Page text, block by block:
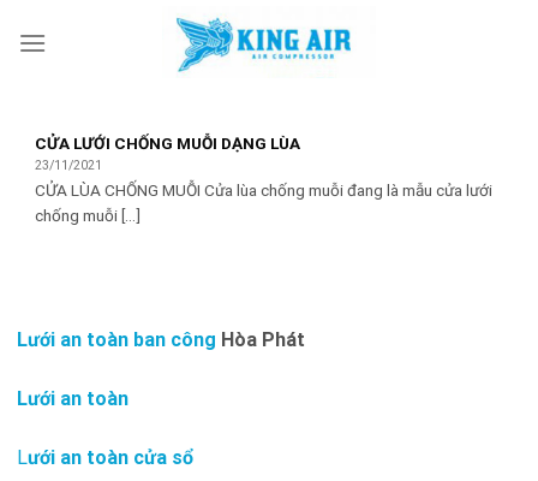
CỬA LƯỚI CHỐNG MUỖI DẠNG LÙA
23/11/2021
CỬA LÙA CHỐNG MUỖI Cửa lùa chống muỗi đang là mẫu cửa lưới
chống muỗi [...]
Lưới an toàn ban công Hòa Phát
Lưới an toàn
Lưới an toàn cửa sổ